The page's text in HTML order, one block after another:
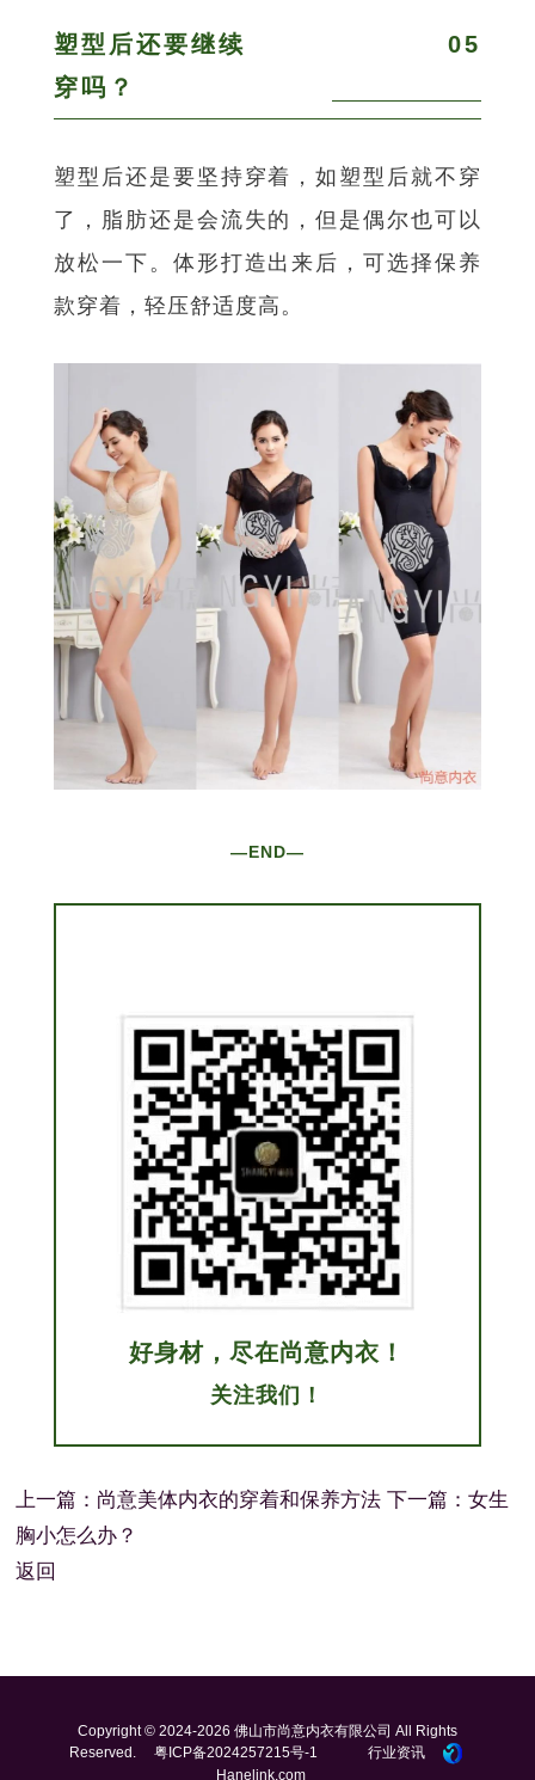
塑型后还要继续
穿吗？
05
塑型后还是要坚持穿着，如塑型后就不穿
了，脂肪还是会流失的，但是偶尔也可以
放松一下。体形打造出来后，可选择保养
款穿着，轻压舒适度高。
—END—
好身材，尽在尚意内衣！
关注我们！
上一篇： 尚意美体内衣的穿着和保养方法 下一篇：女生
胸小怎么办？
返回
Copyright © 2024-2026 佛山市尚意内衣有限公司 All Rights
Reserved.
粤ICP备2024257215号-1
行业资讯
Hanelink.com